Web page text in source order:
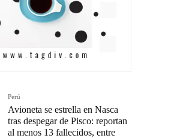
Perú
Avioneta se estrella en Nasca
tras despegar de Pisco: reportan
al menos 13 fallecidos, entre